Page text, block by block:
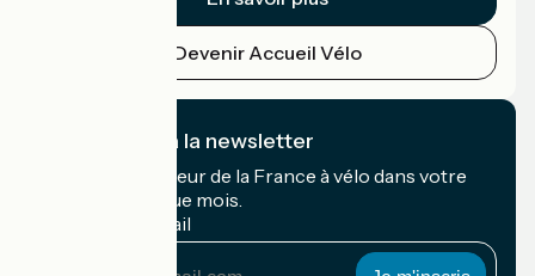
Devenir Accueil Vélo
Je m'abonne à la newsletter
Recevez le meilleur de la France à vélo dans votre
boîte mail chaque mois.
Mon adresse mail